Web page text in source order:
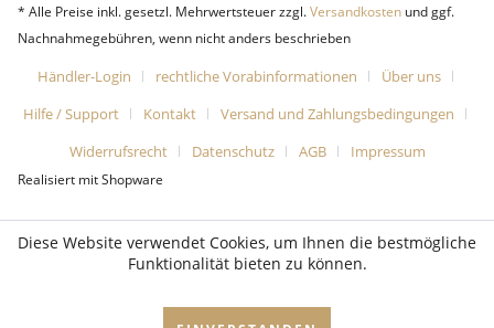
* Alle Preise inkl. gesetzl. Mehrwertsteuer zzgl.Versandkosten und ggf.
Nachnahmegebühren, wenn nicht anders beschrieben
Händler-Login rechtliche Vorabinformationen
Über uns
Hilfe / Support
Kontakt
Versand und Zahlungsbedingungen
Widerrufsrecht
Datenschutz AGB Impressum
Realisiert mit Shopware
Diese Website verwendet Cookies, um Ihnen die bestmögliche
Funktionalität bieten zu können.